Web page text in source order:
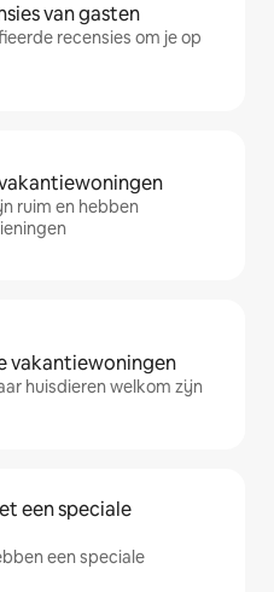
van gasten
recensies om je op
ruim en hebben
vakantiewoningen
huisdieren welkom zijn
een speciale
een speciale